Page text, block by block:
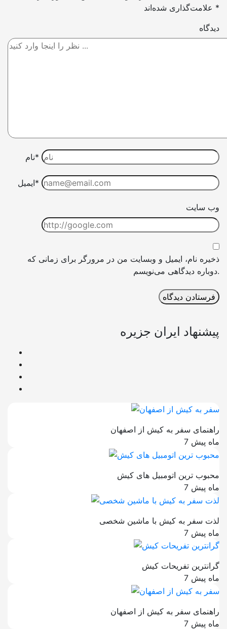
*
دیدگاه
نام*
ایمیل*
وب سایت
ذخیره نام، ایمیل و وبسایت من در مرورگر برای زمانی که
دوباره دیدگاهی می‌نویسم.
پیشنهاد ایران جزیره
راهنمای سفر به کیش از اصفهان
7 ماه پیش
محبوب ترین اتومبیل های کیش
7 ماه پیش
لذت سفر به کیش با ماشین شخصی
7 ماه پیش
گرانترین تفریحات کیش
7 ماه پیش
راهنمای سفر به کیش از اصفهان
7 ماه پیش